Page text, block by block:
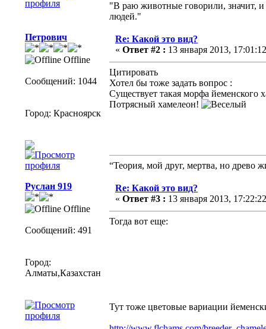
"В раю животные говорили, значит, и
людей."
Петрович
Offline
Сообщений: 1044
Город: Красноярск
Re: Какой это вид?
« Ответ #2 : 13 января 2013,
Цитировать
Хотел бы тоже задать вопрос :
Существует такая морфа йеменского
Потрясный хамелеон!
“Теория, мой друг, мертва, но древо
Руслан 919
Offline
Сообщений: 491
Город:
Алматы,Казахстан
Re: Какой это вид?
« Ответ #3 : 13 января 2013,
Тогда вот еще:
Тут тоже цветовые вариации